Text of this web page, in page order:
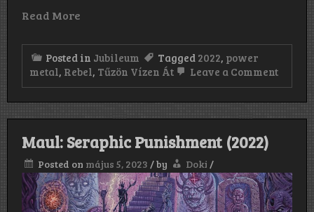
Read More
Posted in Jubileum Tagged 2022, power
metal, Rebel, Tűzön Vízen Át Leave a Commenton
Vízen
Át
Maul: Seraphic Punishment (2022)
Posted on május 5, 2023 /by Doki /